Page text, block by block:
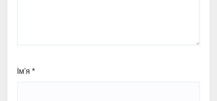
Ім'я *